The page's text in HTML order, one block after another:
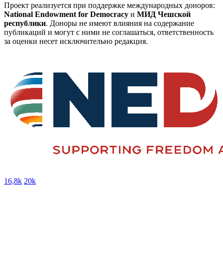
Проект реализуется при поддержке международных доноров:
National Endowment for Democracy и МИД Чешской
республики. Доноры не имеют влияния на содержание
публикаций и могут с ними не соглашаться, ответственность
за оценки несет исключительно редакция.
16,8k 20k